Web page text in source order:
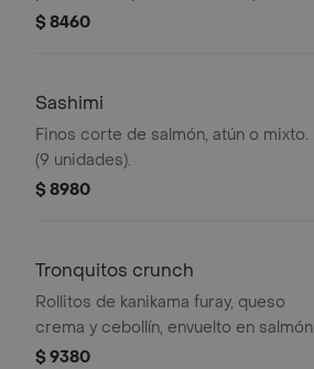
unidades).
$ 8460
Sashimi
Finos corte de salmón, atún o mixto.
(9 unidades).
$ 8980
Tronquitos crunch
Rollitos de kanikama furay, queso
crema y cebollín, envuelto en salmón
furay y bañado en salsa haze. (4
$ 9380